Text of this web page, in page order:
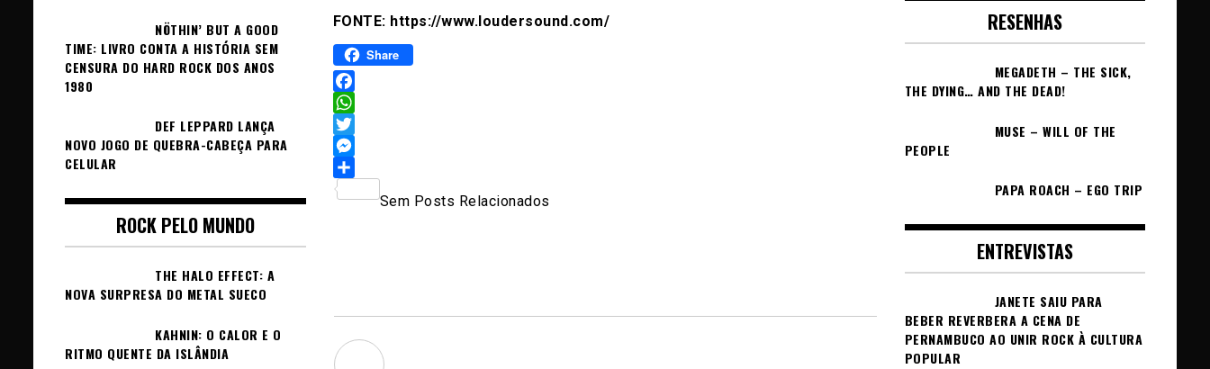
FONTE: https://www.loudersound.com/
Share
Facebook
WhatsApp
Twitter
Messenger
Sem Posts Relacionados
NÖTHIN’ BUT A GOOD
TIME: LIVRO CONTA A HISTÓRIA SEM
CENSURA DO HARD ROCK DOS ANOS
1980
DEF LEPPARD LANÇA
NOVO JOGO DE QUEBRA-CABEÇA PARA
CELULAR
ROCK PELO MUNDO
THE HALO EFFECT: A
NOVA SURPRESA DO METAL SUECO
KAHNIN: O CALOR E O
RITMO QUENTE DA ISLÂNDIA
RESENHAS
MEGADETH – THE SICK,
THE DYING… AND THE DEAD!
MUSE – WILL OF THE
PEOPLE
PAPA ROACH – EGO TRIP
ENTREVISTAS
JANETE SAIU PARA
BEBER REVERBERA A CENA DE
PERNAMBUCO AO UNIR ROCK À CULTURA
POPULAR